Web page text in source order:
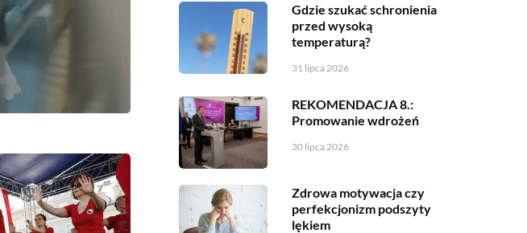
Gdzie szukać schronienia
przed wysoką
temperaturą?
31 lipca 2026
REKOMENDACJA 8.:
Promowanie wdrożeń
30 lipca 2026
Zdrowa motywacja czy
perfekcjonizm podszyty
lękiem